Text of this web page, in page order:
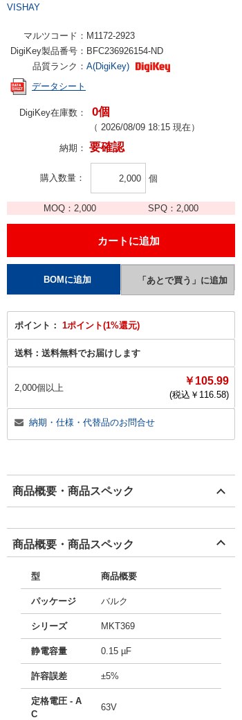
VISHAY
マルツコード： M1172-2923
DigiKey製品番号： BFC236926154-ND
品質ランク： A(DigiKey)
データシート
DigiKey在庫数： 0個
（ 2026/08/09 18:15 現在）
納期： 要確認
購入数量 個
MOQ： 2,000 SPQ：2,000
ポイント： 1ポイント(1%還元)
送料： 送料無料でお届けします
2,000個以上
￥105.99
(税込￥ 116.58)
納期・仕様・代替品のお問合せ
商品概要・商品スペック
商品概要・商品スペック
型 商品概要
パッケージ バルク
シリーズ MKT369
静電容量 0.15 µF
許容誤差 ±5%
定格電圧 - A
C
63V